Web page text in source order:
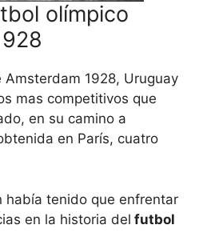
olímpico
1928, Uruguay
mas competitivos que
en su camino a
en París, cuatro
había tenido que enfrentar
en la historia del futbol